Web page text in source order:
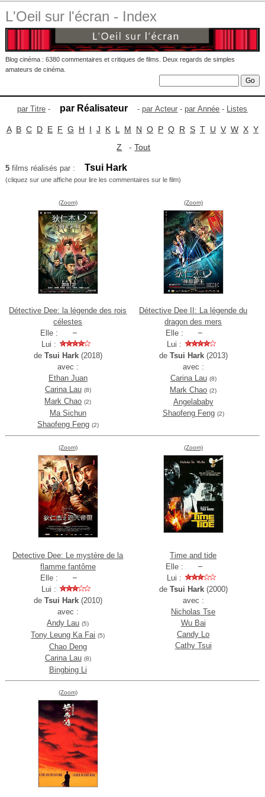
L'Oeil sur l'écran - Index
Blog cinéma : 6380 commentaires et critiques de films. Deux regards de simples
amateurs de cinéma.
par Titre - par Réalisateur -par Acteur -par Année - Listes
A B C D E F G H I J K L M N O P Q R S T U V W X Y
Z -Tout
5films réalisés par : Tsui Hark
(cliquez sur une affiche pour lire les commentaires sur le film)
(Zoom)
Détective Dee: la légende des rois
célestes
Elle :
Lui :
de Tsui Hark(2018)
avec :
Ethan Juan
Carina Lau (8)
Mark Chao (2)
Ma Sichun
Shaofeng Feng (2)
(Zoom)
Détective Dee II: La légende du
dragon des mers
Elle :
Lui :
de Tsui Hark(2013)
avec :
Carina Lau (8)
Mark Chao (2)
Angelababy
Shaofeng Feng (2)
(Zoom)
Detective Dee: Le mystère de la
flamme fantôme
Elle :
Lui :
de Tsui Hark(2010)
avec :
Andy Lau (5)
Tony Leung Ka Fai (5)
Chao Deng
Carina Lau (8)
Bingbing Li
(Zoom)
Time and tide
Elle :
Lui :
de Tsui Hark(2000)
avec :
Nicholas Tse
Wu Bai
Candy Lo
Cathy Tsui
(Zoom)